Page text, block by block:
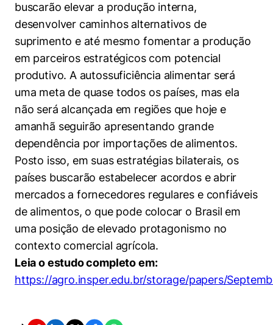
buscarão elevar a produção interna,
desenvolver caminhos alternativos de
suprimento e até mesmo fomentar a produção
em parceiros estratégicos com potencial
produtivo. A autossuficiência alimentar será
uma meta de quase todos os países, mas ela
não será alcançada em regiões que hoje e
amanhã seguirão apresentando grande
dependência por importações de alimentos.
Posto isso, em suas estratégias bilaterais, os
países buscarão estabelecer acordos e abrir
mercados a fornecedores regulares e confiáveis
de alimentos, o que pode colocar o Brasil em
uma posição de elevado protagonismo no
contexto comercial agrícola.
Leia o estudo completo em:
https://agro.insper.edu.br/storage/papers/